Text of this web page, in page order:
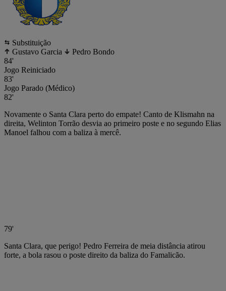
Substituição
Gustavo Garcia
Pedro Bondo
84'
Jogo Reiniciado
83'
Jogo Parado (Médico)
82'
Novamente o Santa Clara perto do empate! Canto de Klismahn na
direita, Welinton Torrão desvia ao primeiro poste e no segundo Elias
Manoel falhou com a baliza à mercê.
79'
Santa Clara, que perigo! Pedro Ferreira de meia distância atirou
forte, a bola rasou o poste direito da baliza do Famalicão.